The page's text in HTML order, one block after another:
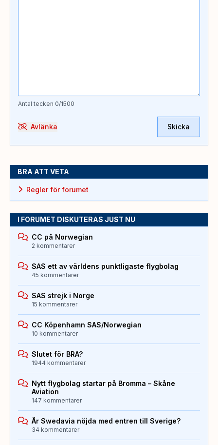
Antal tecken 0/1500
Avlänka Skicka
BRA ATT VETA
Regler för forumet
I FORUMET DISKUTERAS JUST NU
CC på Norwegian
2 kommentarer
SAS ett av världens punktligaste flygbolag
45 kommentarer
SAS strejk i Norge
15 kommentarer
CC Köpenhamn SAS/Norwegian
10 kommentarer
Slutet för BRA?
1944 kommentarer
Nytt flygbolag startar på Bromma – Skåne
Aviation
147 kommentarer
Är Swedavia nöjda med entren till Sverige?
34 kommentarer